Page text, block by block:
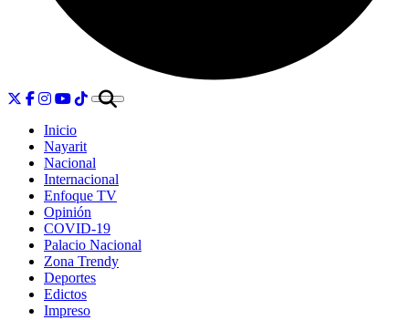
Inicio
Nayarit
Nacional
Internacional
Enfoque TV
Opinión
COVID-19
Palacio Nacional
Zona Trendy
Deportes
Edictos
Impreso